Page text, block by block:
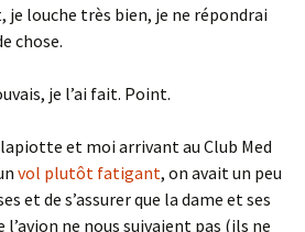
louche très bien, je ne répondrai
chose.
je l’ai fait. Point.
et moi arrivant au Club Med
vol plutôt fatigant, on avait un peu
et de s’assurer que la dame et ses
l’avion ne nous suivaient pas (ils ne